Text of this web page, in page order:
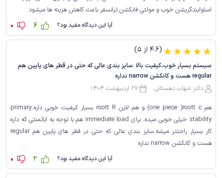
اسئواینتگریشن خوب و مولتی فانکشن ترانسفر باعث کاهش هزینه ها میشود
آیا این دیدگاه مفید بود؟ 6
0
(4.6 از 5)☆☆☆☆☆
سیستم بسیار خوب،کیفیت بالا .سایز بندی عالی که حتی در قطر های پایین هم
regular هست و کانکشن narrow نداره
دکتر شهاب دهستانی
27 اردیبهشت 1404
هم one piece )roott c) و هم لاین roott R بسیار کیفیت خوبی داره.primary
stability خیلی خوبی میده. برای immediate load هم با توجه به اباتمنتی که داره
کار بسیار راحتتر میشه.سایز بندی عالی که حتی در قطر های پایین هم regular
هست و کانکشن narrow نداره
آیا این دیدگاه مفید بود؟ 2
0